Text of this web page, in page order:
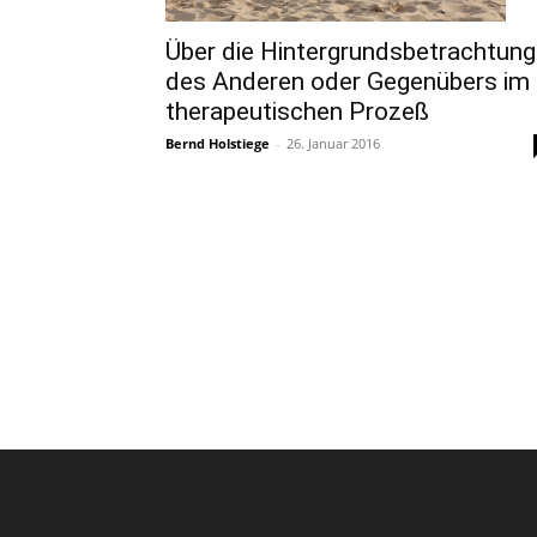
Über die Hintergrundsbetrachtung
des Anderen oder Gegenübers im
therapeutischen Prozeß
Bernd Holstiege - 26. Januar 2016